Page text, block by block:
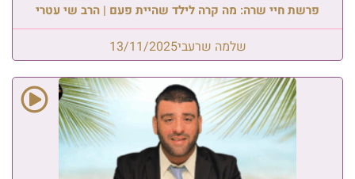
פרשת חיי שרה: מה קרה לילד שהיית פעם | הרב שי עטרי
שלמה שרעבי13/11/2025